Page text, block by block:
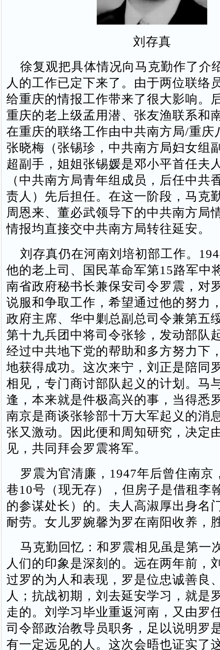
刘存真
徐复观把具体情况向马克勤作了介
人的工作已定下来了。由于两位联络
给重庆的情报工作带来了很大影响。
重庆的老上级孟用潜、张友渔联系和
在重庆的联络工作由中共南方局/重庆
张晓梅（张锡珍，中共南方局妇女组
超副手，姐姐张锡媛是邓小平首任夫
（中共南方局青年组成员，后任中共
责人）先后担任。在这一阶段，马克
周恩来、董必武领导下的中共南方局
情报均直接交中共南方局转往延安。
刘存真仍在河南刘培初部工作。
他的老上司、国民革命军第15路军中
南省政府秘书长兼保安司令罗震，对
说服和争取工作，希望通过他的努力
政府主席、华中剿总副总司令兼第五
第十九兵团中将司令张轸，发动部队
经过中共地下党的帮助和多方努力下
地获得成功。这次来宁，刘正是陪同
相见，专门商讨部队起义的计划。马
逢，本来就是件极高兴的事，当得悉
南京是商谈张轸部十万大军起义的消
张又激动。因此便和周知研究，决定
见，共同拜会罗震将军。
罗震为官清廉，1947年后曾住南京
巷10号（现无存），但房子是借租李
的参谋处长）的。夫人高淑厚出身名
耐劳。女儿罗婉馨为罗在南阳收养，
马克勤回忆：和罗震相见虽是第一
人们的印象是深刻的。远在两年前，
过罗的为人和表现，罗是位忠诚善良
人；抗战初期，刘去延安学习，就是
走的。刘学习毕业重返河南，又由罗
司令部政治教导员职务，足以说明罗
有一定远见的人。这次会晤也证实了